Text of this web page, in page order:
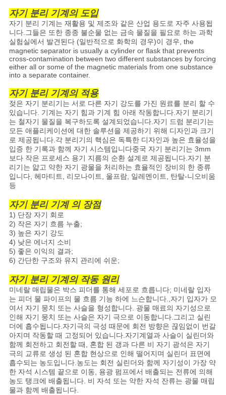
뉴
스
지
식
경
우
사
이
트
맵
PRIVACY
POLICY
자기 분리 기계의 도입
자기 분리 기계는 재활용 및 제조와 같은 산업 용도로 자주 사용됩
니다.그들은 또한 종종 불순물 없는 금속 물질을 필요로 하는 과학
실험실에서 발견된다 (일반적으로 화학의 경우)이 경우, the
magnetic separator is usually a cylinder or flask that prevents
cross-contamination between two different substances by forcing
either all or some of the magnetic materials from one substance
into a separate container.
자기 분리 기계의 적용
젖은 자기 분리기는 서로 다른 자기 강도를 가진 원료를 분리 할 수
있습니다. 기계는 자기 힘과 기계 힘 아래 작동합니다.자기 분리기
는 철자기 물질을 복구하도록 설계되었습니다.자기 드럼 분리기는
모든 애플리케이션에 대한 솔루션을 제공하기 위해 디자인과 크기
로 제공됩니다.각 분리기의 핵심은 독특한 디자인과 높은 효율성을
입증 한 기록과 함께 자기 시스템입니다중국 자기 분리기는 3mm
보다 작은 프로세스 용기 지름의 순환 설계로 제공됩니다.자기 분
리기는 얇고 약한 자기 광물을 처리하는 효율적인 장비의 한 종류
입니다, 헤마티트, 리모나이트, 울프람, 일레멘이트, 탄탈-니오비움
등
자기 분리 기계 의 장점
1) 단장 자기 회로
2) 작은 자기 흐름 누출;
3) 높은 자기 강도
4) 낮은 에너지 소비
5) 좋은 이익의 결과;
6) 간단한 구조와 유지 관리에 쉬운;
자기 분리 기계의 작동 원리
미네랄 매립물은 박스 피더를 통해 세포로 흐릅니다; 미네랄 입자
는 피더 물 파이프의 물 흐름 기능 하에 느슨합니다.,자기 입자가 모
여서 자기 뭉치 또는 사슬을 형성합니다. 광물 매료의 자기성으로
인해 자기 뭉치 또는 사슬은 자기 극으로 이동합니다.그리고 실린
더에 흡수됩니다.자기극의 극성 때문에 회전 방향은 끊임없이 번갈
아지며 작동할 때 고정되어 있습니다.자기계열과 사슬이 실린더와
함께 회전하고 회전할 때, 혼합 된 갱과 다른 비 자기 광석은 자기
극의 교류로 생성 된 혼합 현상으로 인해 떨어지며 실린더 표면에
흡수되는 농도입니다.농도는 회전 실린더와 함께 자기성이 가장 약
한 자석 시스템 끝으로 이동, 용광 펌프에서 배출되는 전류에 의해
농도 탱크에 배출됩니다. 비 자석 또는 약한 자석 잔류는 광물 매립
물과 함께 배출됩니다.